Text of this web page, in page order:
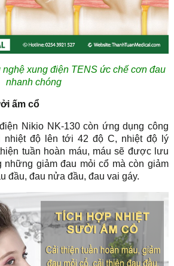
nghệ xung điện TENS ức chế cơn đau
nhanh chóng
ấm cổ
Nikio NK-130 còn ứng dụng công
nhiệt độ lên tới 42 độ C, nhiệt độ lý
tuần hoàn máu, máu sẽ được lưu
những giảm đau mỏi cổ mà còn giảm
đầu, đau nửa đầu, đau vai gáy.